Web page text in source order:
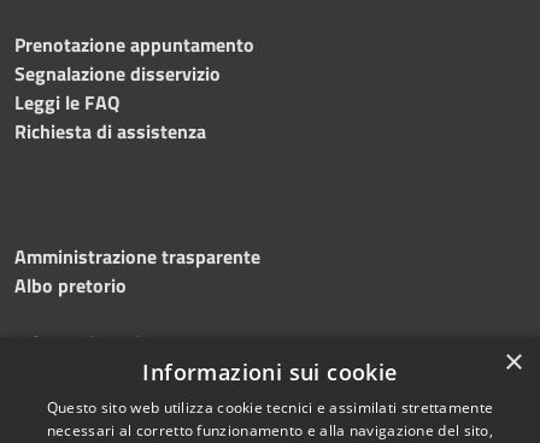
Prenotazione appuntamento
Segnalazione disservizio
Leggi le FAQ
Richiesta di assistenza
Amministrazione trasparente
Albo pretorio
Informativa privacy
Dichiarazione di accessibilità
×
Informazioni sui cookie
Questo sito web utilizza cookie tecnici e assimilati strettamente
necessari al corretto funzionamento e alla navigazione del sito,